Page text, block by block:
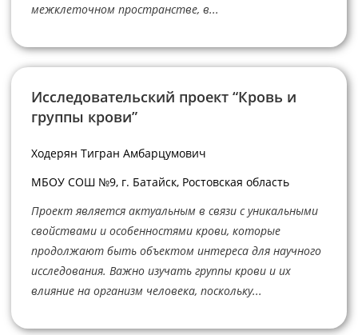
межклеточном пространстве, в...
Исследовательский проект “Кровь и
группы крови”
Ходерян Тигран Амбарцумович
МБОУ СОШ №9, г. Батайск, Ростовская область
Проект является актуальным в связи с уникальными
свойствами и особенностями крови, которые
продолжают быть объектом интереса для научного
исследования. Важно изучать группы крови и их
влияние на организм человека, поскольку...